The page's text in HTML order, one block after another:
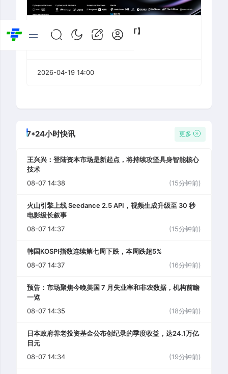
【AGENTPUNK2077 SUMMIT】
2026-04-19 14:00
7*24小时快讯 更多
王兴兴：登陆资本市场是新起点，将持续攻坚具身智能核心
技术
08-07 14:38
(15分钟前)
火山引擎上线 Seedance 2.5 API，视频生成升级至 30 秒
电影级长叙事
08-07 14:37
(15分钟前)
韩国KOSPI指数连续第七周下跌，本周跌超5%
08-07 14:37
(16分钟前)
预告：市场聚焦今晚美国 7 月失业率和非农数据，机构前瞻
一览
08-07 14:35
(18分钟前)
日本政府养老投资基金公布创纪录的季度收益，达24.1万亿
日元
08-07 14:34
(19分钟前)